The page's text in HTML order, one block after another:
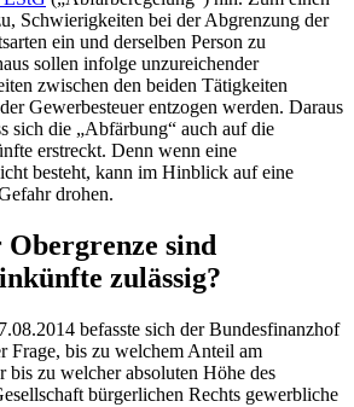
Schwierigkeiten bei der Abgrenzung der
ein und derselben Person zu
sollen infolge unzureichender
zwischen den beiden Tätigkeiten
Gewerbesteuer entzogen werden. Daraus
sich die „Abfärbung“ auch auf die
erstreckt. Denn wenn eine
besteht, kann im Hinblick auf eine
drohen.
Obergrenze sind
zulässig?
befasste sich der Bundesfinanzhof
Frage, bis zu welchem Anteil am
bis zu welcher absoluten Höhe des
bürgerlichen Rechts gewerbliche